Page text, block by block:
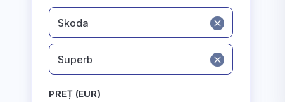
Skoda
Superb
PREȚ (EUR)